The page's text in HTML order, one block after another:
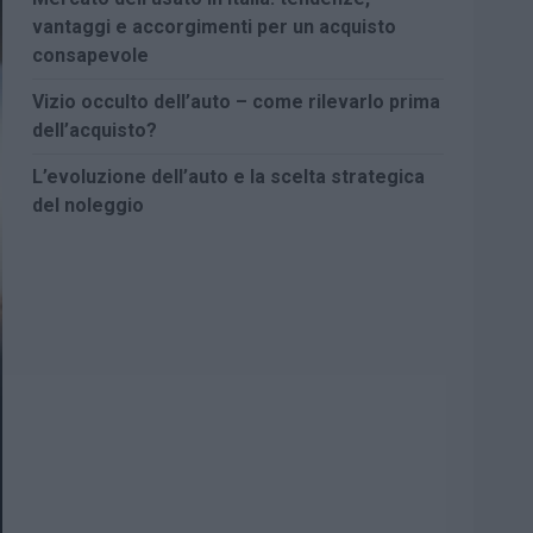
vantaggi e accorgimenti per un acquisto
consapevole
Vizio occulto dell’auto – come rilevarlo prima
dell’acquisto?
L’evoluzione dell’auto e la scelta strategica
del noleggio